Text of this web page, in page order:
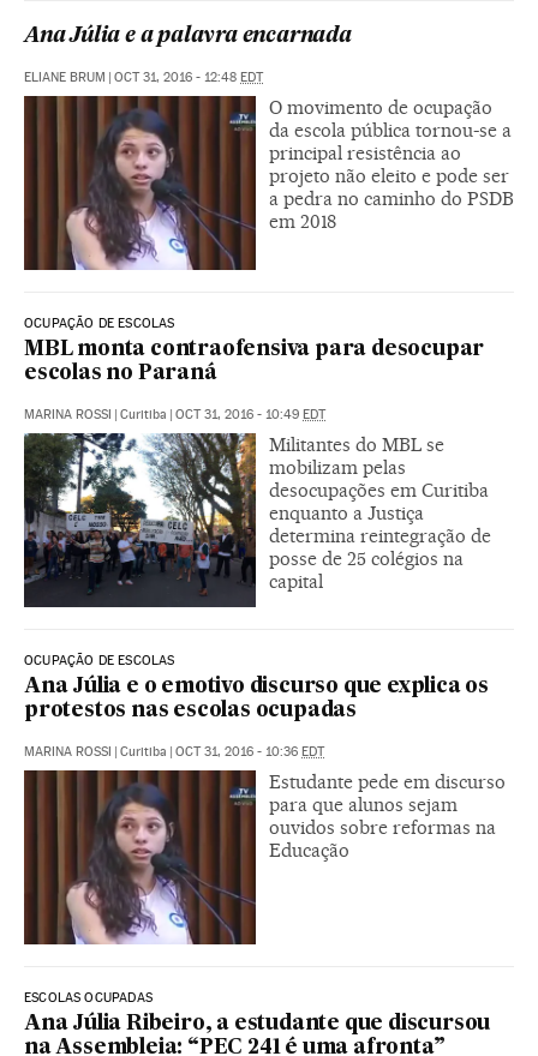
Ana Júlia e a palavra encarnada
ELIANE BRUM | OCT 31, 2016 - 12:48 EDT
O movimento de ocupação
da escola pública tornou-se a
principal resistência ao
projeto não eleito e pode ser
a pedra no caminho do PSDB
em 2018
OCUPAÇÃO DE ESCOLAS
MBL monta contraofensiva para desocupar
escolas no Paraná
MARINA ROSSI | Curitiba | OCT 31, 2016 - 10:49 EDT
Militantes do MBL se
mobilizam pelas
desocupações em Curitiba
enquanto a Justiça
determina reintegração de
posse de 25 colégios na
capital
OCUPAÇÃO DE ESCOLAS
Ana Júlia e o emotivo discurso que explica os
protestos nas escolas ocupadas
MARINA ROSSI | Curitiba | OCT 31, 2016 - 10:36 EDT
Estudante pede em discurso
para que alunos sejam
ouvidos sobre reformas na
Educação
ESCOLAS OCUPADAS
Ana Júlia Ribeiro, a estudante que discursou
na Assembleia: “PEC 241 é uma afronta”